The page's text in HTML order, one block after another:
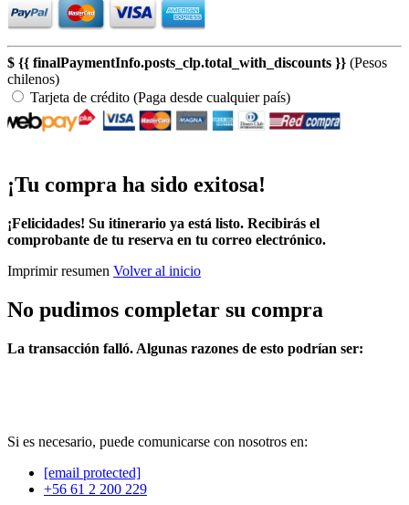
$ {{ finalPaymentInfo.posts_clp.total_with_discounts }} (Pesos
chilenos)
Tarjeta de crédito (Paga desde cualquier país)
¡Tu compra ha sido exitosa!
¡Felicidades! Su itinerario ya está listo. Recibirás el
comprobante de tu reserva en tu correo electrónico.
Imprimir resumen Volver al inicio
No pudimos completar su compra
La transacción falló. Algunas razones de esto podrían ser:
Si es necesario, puede comunicarse con nosotros en:
[email protected]
+56 61 2 200 229